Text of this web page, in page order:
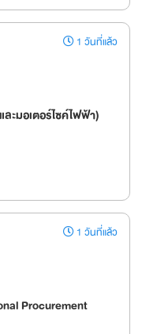
1 วันที่แล้ว
ะมอเตอร์ไซค์ไฟฟ้า)
1 วันที่แล้ว
Procurement